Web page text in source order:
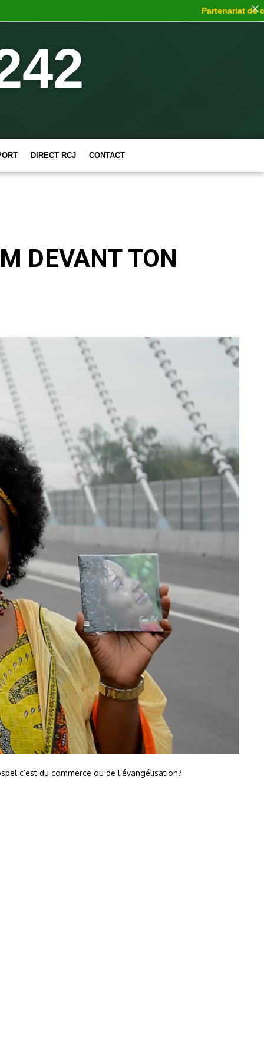
DIRECT RCJ CONTACT
DEVANT TON
c’est du commerce ou de l’évangélisation?
Partenariat de choc :